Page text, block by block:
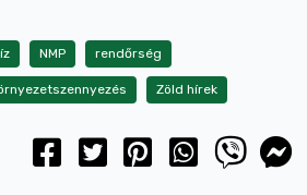
NMP rendőrség
Zöld hírek